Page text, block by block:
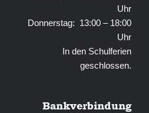
Uhr
Donnerstag: 13:00 – 18:00
Uhr
In den Schulferien
geschlossen.
Bankverbindung